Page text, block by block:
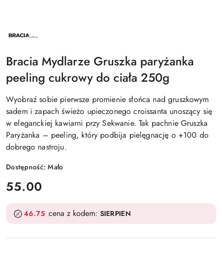
NAZWA
PRODUCENTA:
Bracia Mydlarze Gruszka paryżanka
peeling cukrowy do ciała 250g
Wyobraź sobie pierwsze promienie słońca nad gruszkowym
sadem i zapach świeżo upieczonego croissanta unoszący się
w eleganckiej kawiarni przy Sekwanie. Tak pachnie Gruszka
Paryżanka – peeling, który podbija pielęgnację o +100 do
dobrego nastroju.
Dostępność:Mało
cena:
55.00
46.75 cena z kodem: SIERPIEN